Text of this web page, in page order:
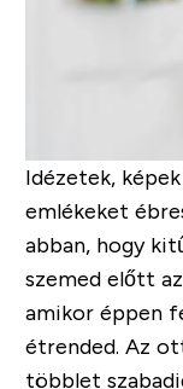
Idézetek,
emlékeket
abban, hogy
szemed előtt
amikor éppen
étrended. Az
többlet